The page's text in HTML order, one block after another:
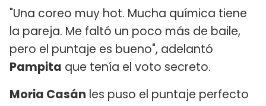
"Una coreo muy hot. Mucha química tiene
la pareja. Me faltó un poco más de baile,
pero el puntaje es bueno", adelantó
Pampita que tenía el voto secreto.
Moria Casán les puso el puntaje perfecto